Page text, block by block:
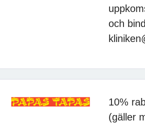
och
10%
(gäller